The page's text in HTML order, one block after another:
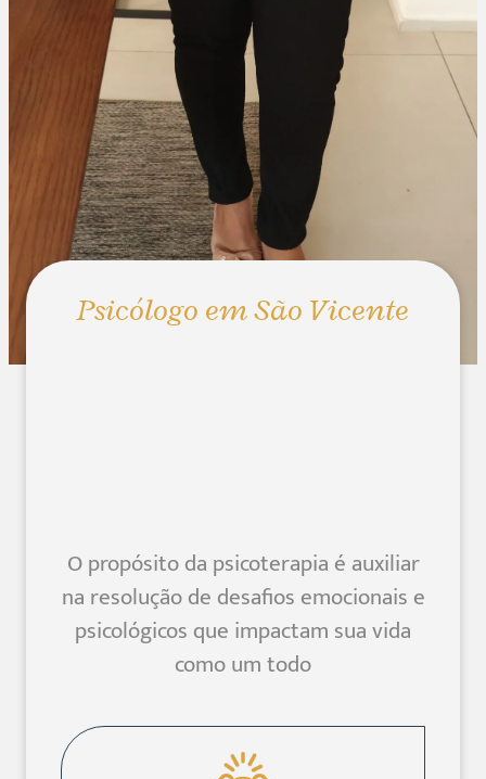
Psicólogo em São Vicente
O propósito da psicoterapia é auxiliar
na resolução de desafios emocionais e
psicológicos que impactam sua vida
como um todo